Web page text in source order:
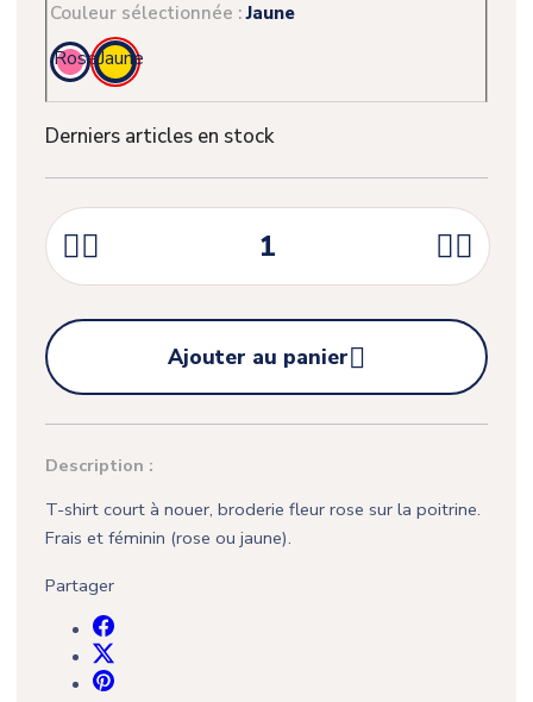
(1 avis)
Couleur sélectionnée :Jaune
RoseJaune
Derniers articles en stock
 

Ajouter au panier
Description :
T-shirt court à nouer, broderie fleur rose sur la poitrine.
Frais et féminin (rose ou jaune).
Partager